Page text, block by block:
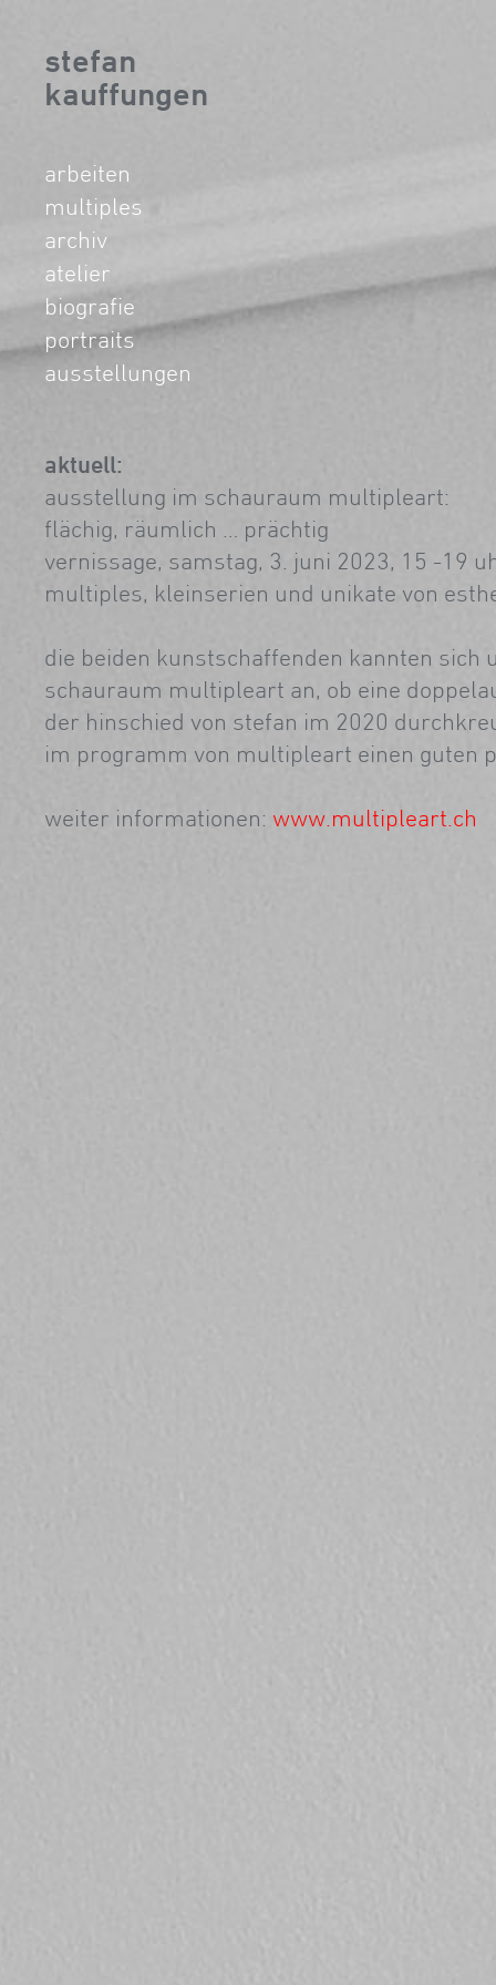
stefan
kauffungen
arbeiten
multiples
archiv
atelier
biografie
portraits
ausstellungen
aktuell:
ausstellung im schauraum multipleart:
flächig, räumlich … prächtig
vernissage, samstag, 3. juni 2023, 15 -19
multiples, kleinserien und unikate von
die beiden kunstschaffenden kannten sich
schauraum multipleart an, ob eine
der hinschied von stefan im 2020
im programm von multipleart einen guten
weiter informationen: www.multipleart.ch